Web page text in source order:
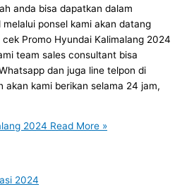
anda bisa dapatkan dalam
ponsel kami akan datang
Promo Hyundai Kalimalang 2024
team sales consultant bisa
dan juga line telpon di
akan kami berikan selama 24 jam,
2024 Read More »